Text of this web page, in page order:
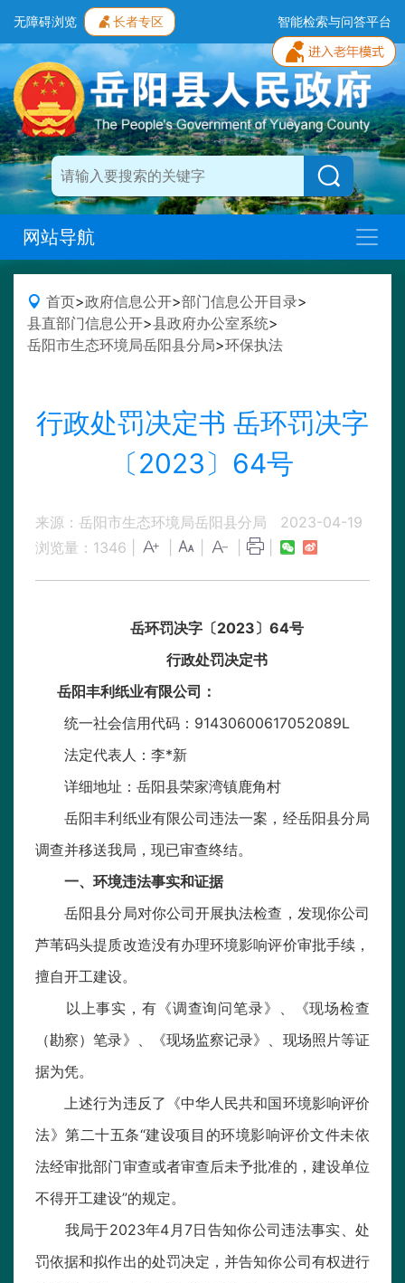
无障碍浏览 长者专区 智能检索与问答平台
网站导航
首页>政府信息公开>部门信息公开目录>
县直部门信息公开>县政府办公室系统>
岳阳市生态环境局岳阳县分局>环保执法
行政处罚决定书 岳环罚决字
〔2023〕64号
来源：岳阳市生态环境局岳阳县分局
2023-04-19
浏览量： 1346
岳环罚决字〔2023〕64号
行政处罚决定书
岳阳丰利纸业有限公司：
统一社会信用代码：91430600617052089L
法定代表人：李*新
详细地址：岳阳县荣家湾镇鹿角村
岳阳丰利纸业有限公司违法一案，经岳阳县分局
调查并移送我局，现已审查终结。
一、环境违法事实和证据
岳阳县分局对你公司开展执法检查，发现你公司
芦苇码头提质改造没有办理环境影响评价审批手续，
擅自开工建设。
以上事实，有《调查询问笔录》、《现场检查
（勘察）笔录》、《现场监察记录》、现场照片等证
据为凭。
上述行为违反了《中华人民共和国环境影响评价
法》第二十五条“建设项目的环境影响评价文件未依
法经审批部门审查或者审查后未予批准的，建设单位
不得开工建设”的规定。
我局于2023年4月7日告知你公司违法事实、处
罚依据和拟作出的处罚决定，并告知你公司有权进行